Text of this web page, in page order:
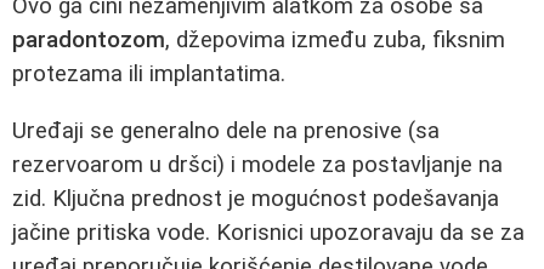
Ovo ga čini nezamenjivim alatkom za osobe sa
paradontozom, džepovima između zuba, fiksnim
protezama ili implantatima.
Uređaji se generalno dele na prenosive (sa
rezervoarom u dršci) i modele za postavljanje na
zid. Ključna prednost je mogućnost podešavanja
jačine pritiska vode. Korisnici upozoravaju da se za